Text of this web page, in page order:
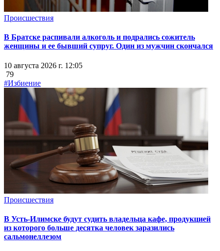
Происшествия
В Братске распивали алкоголь и подрались сожитель
женщины и ее бывший супруг. Один из мужчин скончался
10 августа 2026 г. 12:05
79
#Избиение
Происшествия
В Усть-Илимске будут судить владельца кафе, продукцией
из которого больше десятка человек заразились
сальмонеллезом